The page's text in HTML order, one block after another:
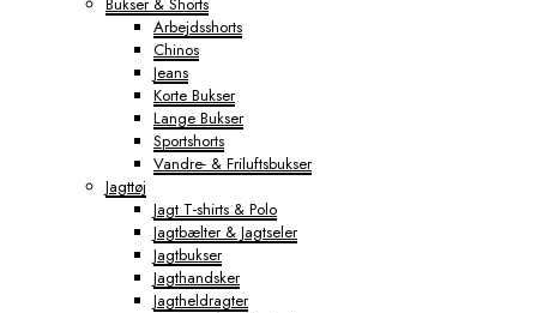
Arbejdsshorts
Chinos
Jeans
Korte Bukser
Lange Bukser
Sportshorts
Vandre- & Friluftsbukser
Jagttøj
Jagt T-shirts & Polo
Jagtbælter & Jagtseler
Jagtbukser
Jagthandsker
Jagtheldragter